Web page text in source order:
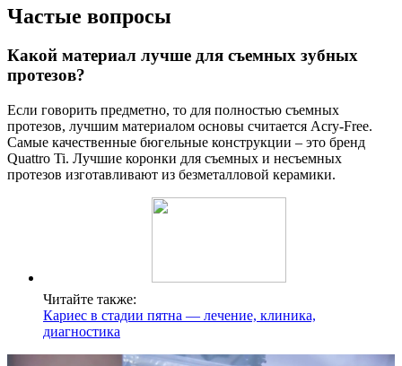
Частые вопросы
Какой материал лучше для съемных зубных
протезов?
Если говорить предметно, то для полностью съемных
протезов, лучшим материалом основы считается Acry-Free.
Самые качественные бюгельные конструкции – это бренд
Quattro Ti. Лучшие коронки для съемных и несъемных
протезов изготавливают из безметалловой керамики.
Читайте также:
Кариес в стадии пятна — лечение, клиника,
диагностика